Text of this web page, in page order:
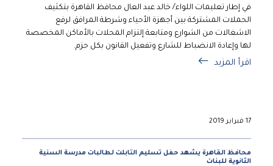
في إطار تعليمات اللواء/ خالد عبد العال محافظ القاهرة بتكثيف
الحملات المشتركة بين أجهزة الأحياء وشرطة المرافق لرفع
الاشغالات من الشوارع ومتابعة إلتزام المحلات بالأماكن المخصصة
لها وإعادة الانضباط للشارع وتفعيل القانون بكل حزم.
اقرأ المزيد
17 فبراير 2019
محافظ القاهرة يشهد حفل تسليم التابلت لطالبات مدرسة السنية
الثانوية للبنات